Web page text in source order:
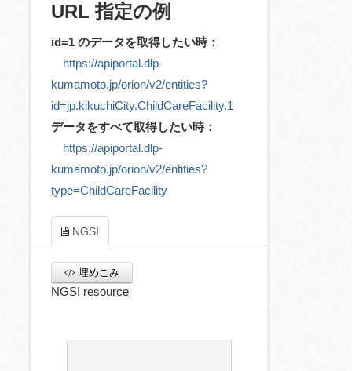
URL 指定の例
id=1 のデータを取得したい時：
https://apiportal.dlp-
kumamoto.jp/orion/v2/entities?
id=jp.kikuchiCity.ChildCareFacility.1
データをすべて取得したい時：
https://apiportal.dlp-
kumamoto.jp/orion/v2/entities?
type=ChildCareFacility
NGSI
埋めこみ
NGSI resource